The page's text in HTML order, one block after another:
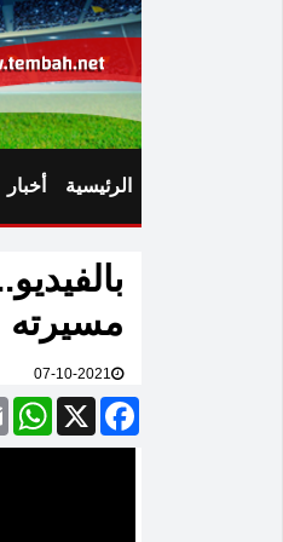
الرئيسية أخبار
مسيرته
07-10-2021
Facebook
X